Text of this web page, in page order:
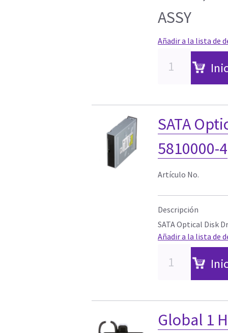
ASSY
Añadir a la lista de
SATA
5810000-4
Artículo No.
Descripción
SATA Optical Disk
Añadir a la lista de
Global 1